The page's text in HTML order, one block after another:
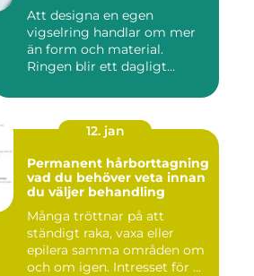
Att designa en egen
vigselring handlar om mer
än form och material.
Ringen blir ett dagligt
12. jan
Permanent hårborttagning
vad du behöver veta innan
du väljer behandling
Många tröttnar på att
ständigt raka, vaxa eller
epilera samma områden om
och om igen. Intresset för ...